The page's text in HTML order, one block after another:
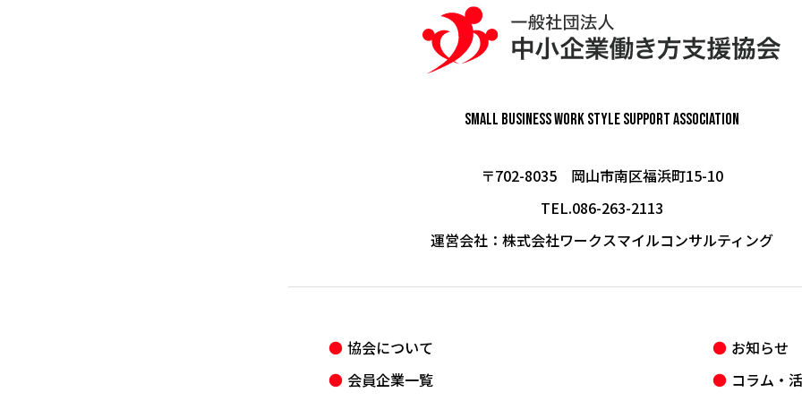
Small Business Work StyleSupport Association
〒702-8035 岡山市南区福浜町15-10
TEL.086-263-2113
運営会社： 株式会社ワークスマイルコンサルティング
協会について
会員企業一覧
お知らせ
コラム・